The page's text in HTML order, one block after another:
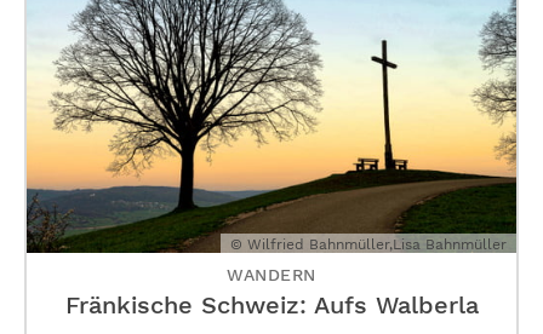
© Wilfried Bahnmüller,Lisa Bahnmüller
WANDERN
Fränkische Schweiz: Aufs Walberla